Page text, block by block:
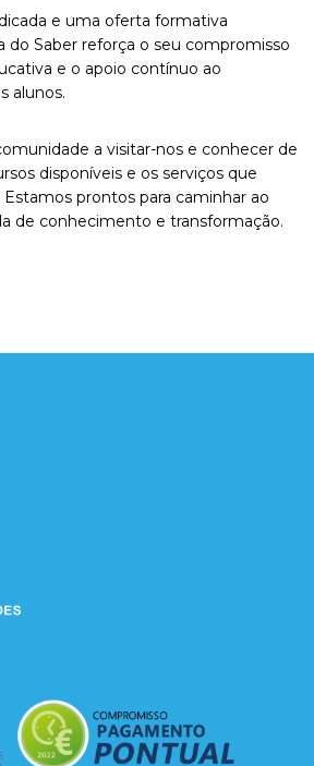
e uma oferta formativa
do Saber reforça o seu compromisso
e o apoio contínuo ao
alunos.
a visitar-nos e conhecer de
disponíveis e os serviços que
prontos para caminhar ao
de conhecimento e transformação.